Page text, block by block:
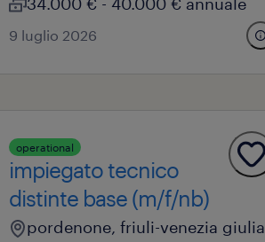
9 luglio 2026
operational
impiegato tecnico
distinte base (m/f/nb)
pordenone, friuli-venezia giulia